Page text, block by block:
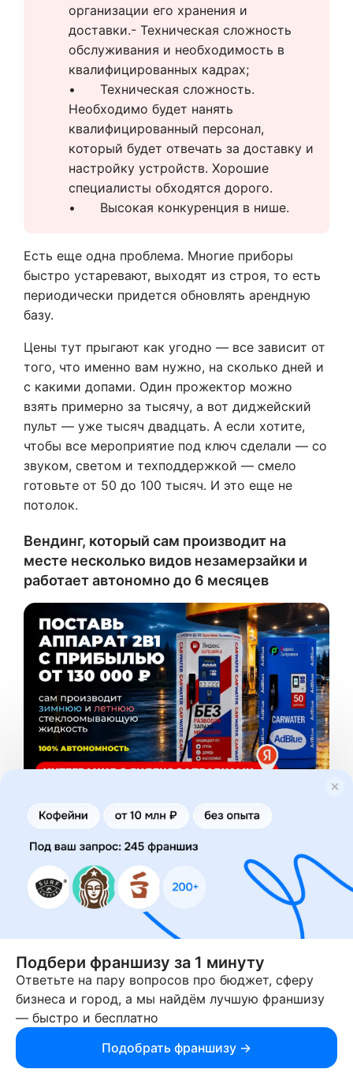
организации его хранения и
доставки.- Техническая сложность
обслуживания и необходимость в
квалифицированных кадрах;
•	Техническая сложность.
Необходимо будет нанять
квалифицированный персонал,
который будет отвечать за доставку и
настройку устройств. Хорошие
специалисты обходятся дорого.
•	Высокая конкуренция в нише.
Есть еще одна проблема. Многие приборы
быстро устаревают, выходят из строя, то есть
периодически придется обновлять арендную
базу.
Цены тут прыгают как угодно — все зависит от
того, что именно вам нужно, на сколько дней и
с какими допами. Один прожектор можно
взять примерно за тысячу, а вот диджейский
пульт — уже тысяч двадцать. А если хотите,
чтобы все мероприятие под ключ сделали — со
звуком, светом и техподдержкой — смело
готовьте от 50 до 100 тысяч. И это еще не
потолок.
Вендинг, который сам производит на
месте несколько видов незамерзайки и
работает автономно до 6 месяцев
Суть бизнеса – установка новейших
вендинговых аппаратов, которые работают как
мини-заводы, изготавливая на месте несколько
видов жидкости. Летом – летнюю омывайку,
зимой – незамерзайку -10°, -20°, -30°. Аппарат
производит всё прямо на месте установки и
входят технологии антидождь, антилёд,
антибитум, антимошка, антиблик, антигрязь.
Вендинг устанавливается на АЗС, мойках,
праковках и у ТЦ.
Подбери франшизу за 1 минуту
Ответьте на пару вопросов про бюджет, сферу
бизнеса и город, а мы найдём лучшую франшизу
— быстро и бесплатно
Подобрать франшизу →